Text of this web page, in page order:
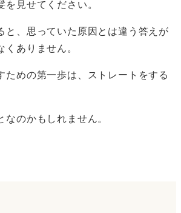
を見せてください。
と、思っていた原因とは違う答えが
くありません。
ための第一歩は、ストレートをする
なのかもしれません。